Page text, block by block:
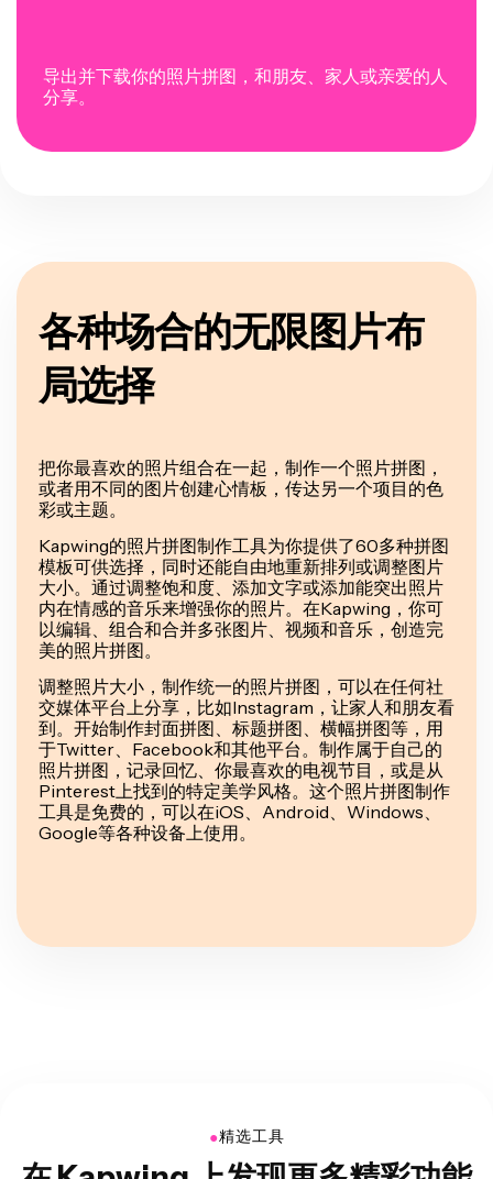
导出并下载你的照片拼图，和朋友、家人或亲爱的人
分享。
各种场合的无限图片布
局选择
把你最喜欢的照片组合在一起，制作一个照片拼图，
或者用不同的图片创建心情板，传达另一个项目的色
彩或主题。
Kapwing的照片拼图制作工具为你提供了60多种拼图
模板可供选择，同时还能自由地重新排列或调整图片
大小。通过调整饱和度、添加文字或添加能突出照片
内在情感的音乐来增强你的照片。在Kapwing，你可
以编辑、组合和合并多张图片、视频和音乐，创造完
美的照片拼图。
调整照片大小，制作统一的照片拼图，可以在任何社
交媒体平台上分享，比如Instagram，让家人和朋友看
到。开始制作封面拼图、标题拼图、横幅拼图等，用
于Twitter、Facebook和其他平台。制作属于自己的
照片拼图，记录回忆、你最喜欢的电视节目，或是从
Pinterest上找到的特定美学风格。这个照片拼图制作
工具是免费的，可以在iOS、Android、Windows、
Google等各种设备上使用。
●精选工具